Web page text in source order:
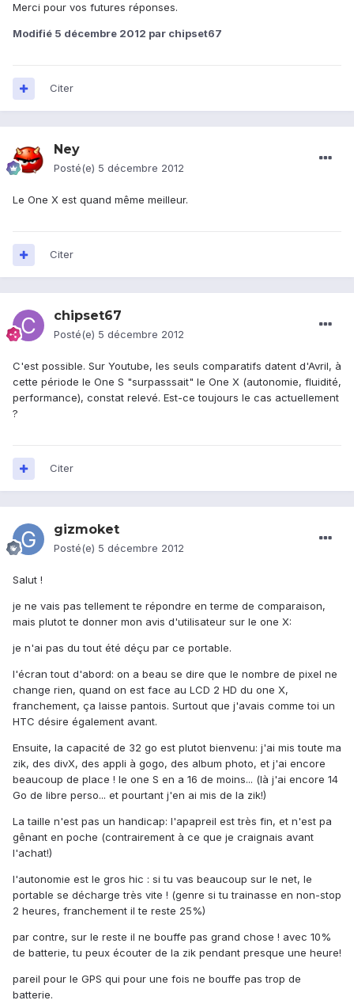
Merci pour vos futures réponses.
Modifié 5 décembre 2012 par chipset67
Citer
Ney
Posté(e) 5 décembre 2012
Le One X est quand même meilleur.
Citer
chipset67
Posté(e) 5 décembre 2012
C'est possible. Sur Youtube, les seuls comparatifs datent d'Avril, à
cette période le One S "surpasssait" le One X (autonomie, fluidité,
performance), constat relevé. Est-ce toujours le cas actuellement
?
Citer
gizmoket
Posté(e) 5 décembre 2012
Salut !
je ne vais pas tellement te répondre en terme de comparaison,
mais plutot te donner mon avis d'utilisateur sur le one X:
je n'ai pas du tout été déçu par ce portable.
l'écran tout d'abord: on a beau se dire que le nombre de pixel ne
change rien, quand on est face au LCD 2 HD du one X,
franchement, ça laisse pantois. Surtout que j'avais comme toi un
HTC désire également avant.
Ensuite, la capacité de 32 go est plutot bienvenu: j'ai mis toute ma
zik, des divX, des appli à gogo, des album photo, et j'ai encore
beaucoup de place ! le one S en a 16 de moins... (là j'ai encore 14
Go de libre perso... et pourtant j'en ai mis de la zik!)
La taille n'est pas un handicap: l'apapreil est très fin, et n'est pa
gênant en poche (contrairement à ce que je craignais avant
l'achat!)
l'autonomie est le gros hic : si tu vas beaucoup sur le net, le
portable se décharge très vite ! (genre si tu trainasse en non-stop
2 heures, franchement il te reste 25%)
par contre, sur le reste il ne bouffe pas grand chose ! avec 10%
de batterie, tu peux écouter de la zik pendant presque une heure!
pareil pour le GPS qui pour une fois ne bouffe pas trop de
batterie.